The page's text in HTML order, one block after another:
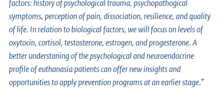
factors: history of psychological trauma, psychopathogical
symptoms, perception of pain, dissociation, resilience, and quality
of life. In relation to biological factors, we will focus on levels of
oxytocin, cortisol, testosterone, estrogen, and progesterone. A
better understaning of the psychological and neuroendocrine
profile of euthanasia patients can offer new insights and
opportunities to apply prevention programs at an earlier stage.”